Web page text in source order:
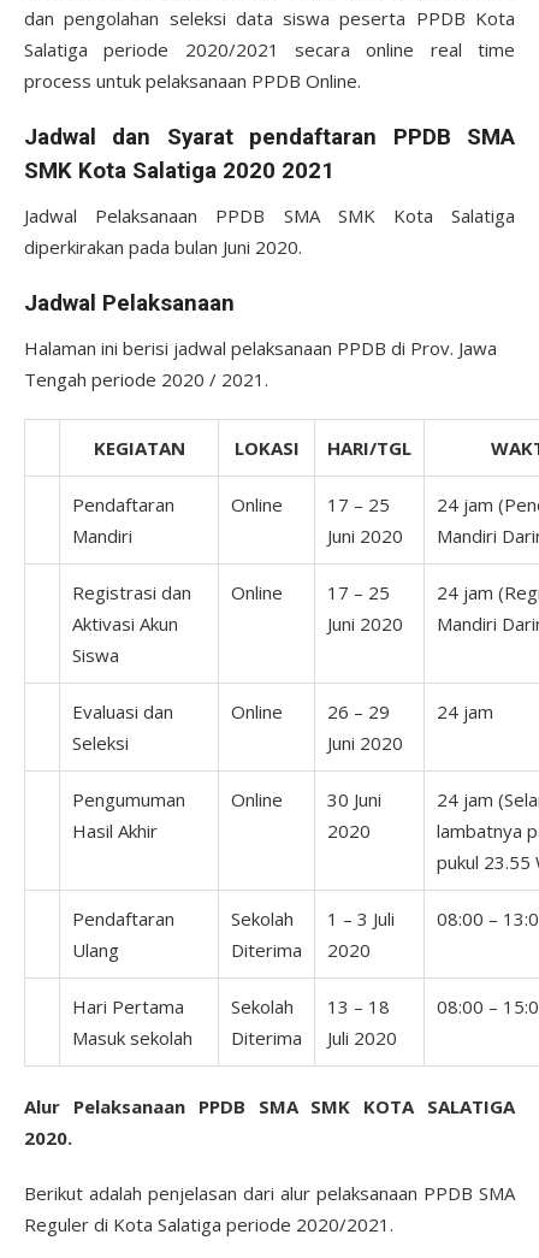
dan pengolahan seleksi data siswa peserta PPDB Kota
Salatiga periode 2020/2021 secara online real time
process untuk pelaksanaan PPDB Online.
Jadwal dan Syarat pendaftaran PPDB SMA
SMK Kota Salatiga 2020 2021
Jadwal Pelaksanaan PPDB SMA SMK Kota Salatiga
diperkirakan pada bulan Juni 2020.
Jadwal Pelaksanaan
Halaman ini berisi jadwal pelaksanaan PPDB di Prov. Jawa
Tengah periode 2020 / 2021.
KEGIATAN LOKASI HARI/TGL
Pendaftaran
Mandiri
Online
17 – 25
Juni 2020
24 jam
Mandiri
Registrasi dan
Aktivasi Akun
Siswa
Online
17 – 25
Juni 2020
24 jam
Mandiri
Evaluasi dan
Seleksi
Online
26 – 29
Juni 2020
24 jam
Pengumuman
Hasil Akhir
Online
30 Juni
2020
24 jam
lambatnya
pukul 23.55
Pendaftaran
Ulang
Sekolah
Diterima
1 – 3 Juli
2020
08:00 –
Hari Pertama
Masuk sekolah
Sekolah
Diterima
13 – 18
Juli 2020
08:00 –
Alur Pelaksanaan PPDB SMA SMK KOTA SALATIGA
2020.
Berikut adalah penjelasan dari alur pelaksanaan PPDB SMA
Reguler di Kota Salatiga periode 2020/2021.